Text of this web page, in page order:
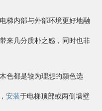
梯内部与外部环境更好地融
来几分质朴之感，同时也非
色都是较为理想的颜色选
安装于电梯顶部或两侧墙壁